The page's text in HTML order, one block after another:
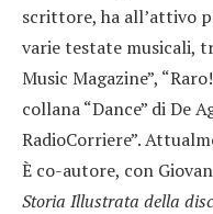
scrittore, ha all’attivo
varie testate musicali,
Music Magazine”,
collana “Dance” di De
RadioCorriere”.
È co-autore, con
Storia Illustrata della